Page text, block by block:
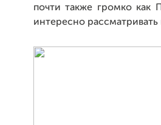
почти также громко как
интересно